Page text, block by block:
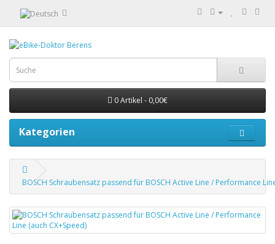
0 Artikel - 0,00€
Kategorien
BOSCH Schraubensatz passend für BOSCH Active Line / Performance